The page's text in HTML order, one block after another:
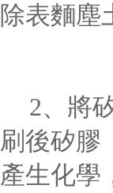
除表麵塵
2、將
刷後矽膠
產生化學